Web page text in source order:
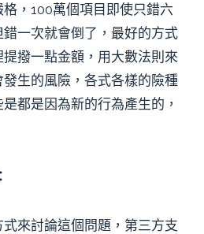
，100萬個項目即使只錯六
一次就會倒了，最好的方式
撥一點金額，用大數法則來
生的風險，各式各樣的險種
都是因為新的行為產生的，
來討論這個問題，第三方支